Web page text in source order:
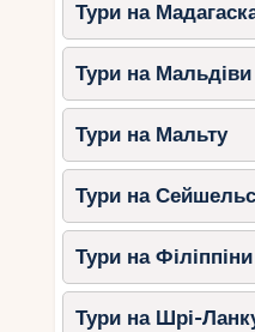
Тури на
Тури на Мальдіви
Тури на Мальту
Тури на
Тури на Філіппіни
Тури на Шрі-